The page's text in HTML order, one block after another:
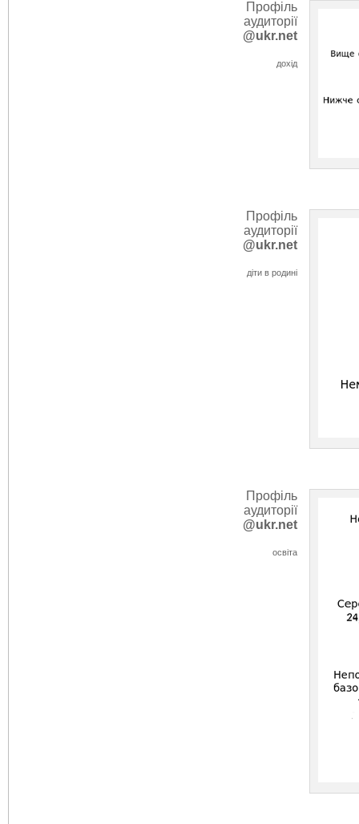
Профіль
аудиторії
@ukr.net
дохід
Профіль
аудиторії
@ukr.net
діти в родині
Профіль
аудиторії
@ukr.net
освіта